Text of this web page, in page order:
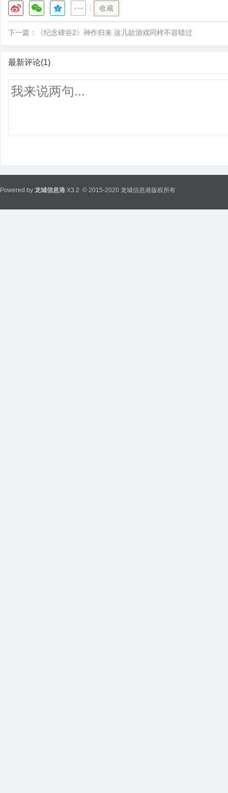
收藏
下一篇： 《纪念碑谷2》神作归来 这几款游戏同样不容错过
最新评论(1)
Powered by 龙城信息港 X3.2 © 2015-2020 龙城信息港版权所有